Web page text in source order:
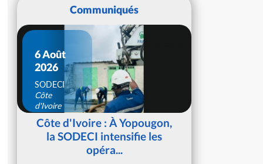
Communiqués
6 Août
2026
SODECI
Côte
d'Ivoire
Côte d'Ivoire : À Yopougon,
la SODECI intensifie les
opéra...